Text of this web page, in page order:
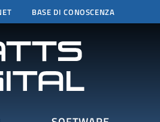
BASE DI CONOSCENZA